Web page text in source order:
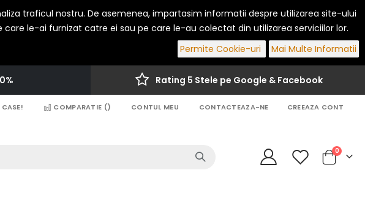
traficul nostru. De asemenea, impartasim informatii despre utilizarea site-ului
le-ai furnizat catre ei sau pe care le-au colectat din utilizarea serviciilor lor.
Permite Cookie-uri
Mai Multe Informatii
Rating 5 Stele pe Google & Facebook
COMPARATIE () CONTUL MEU CONTACTEAZA-NE CREEAZA CONT
Cart
0articole